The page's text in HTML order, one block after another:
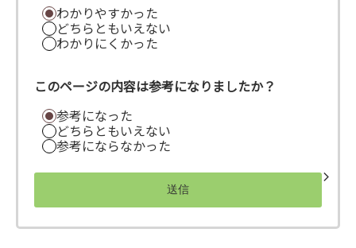
わかりやすかった
どちらともいえない
わかりにくかった
このページの内容は参考になりましたか？
参考になった
どちらともいえない
参考にならなかった